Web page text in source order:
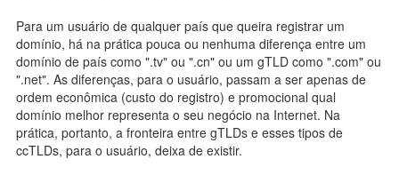
Para um usuário de qualquer país que queira registrar um
domínio, há na prática pouca ou nenhuma diferença entre um
domínio de país como ".tv" ou ".cn" ou um gTLD como ".com" ou
".net". As diferenças, para o usuário, passam a ser apenas de
ordem econômica (custo do registro) e promocional qual
domínio melhor representa o seu negócio na Internet. Na
prática, portanto, a fronteira entre gTLDs e esses tipos de
ccTLDs, para o usuário, deixa de existir.